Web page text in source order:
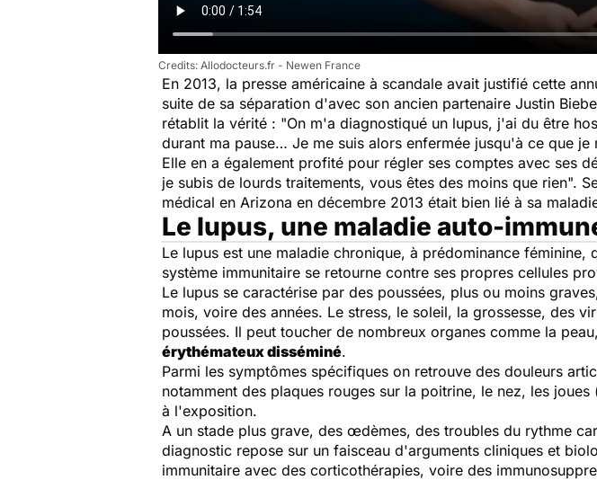
Allodocteurs.fr - Newen France
En 2013, la presse américaine à scandale avait justifié cette
suite de sa séparation d'avec son ancien partenaire Justin
rétablit la vérité : "On m'a diagnostiqué un lupus, j'ai du être
durant ma pause… Je me suis alors enfermée jusqu'à ce que
Elle en a également profité pour régler ses comptes avec ses
je subis de lourds traitements, vous êtes des moins que rien".
médical en Arizona en décembre 2013 était bien lié à sa
Le lupus, une maladie auto-
Le lupus est une maladie chronique, à prédominance
système immunitaire se retourne contre ses propres cellules
Le lupus se caractérise par des poussées, plus ou moins
mois, voire des années. Le stress, le soleil, la grossesse, des
poussées. Il peut toucher de nombreux organes comme la
érythémateux disséminé.
Parmi les symptômes spécifiques on retrouve des douleurs
notamment des plaques rouges sur la poitrine, le nez, les
à l'exposition.
A un stade plus grave, des œdèmes, des troubles du rythme
diagnostic repose sur un faisceau d'arguments cliniques et
immunitaire avec des corticothérapies, voire des